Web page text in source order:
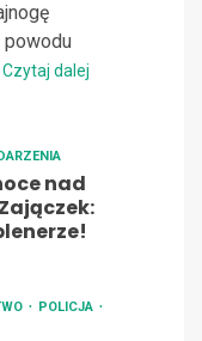
powodu
Czytaj dalej
nad
POLICJA